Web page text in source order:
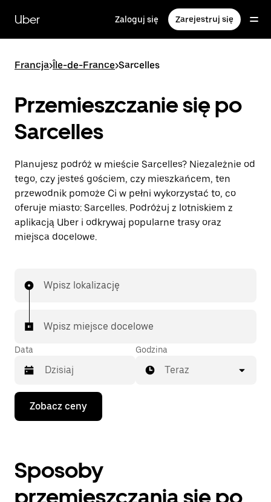
głównej
zawartości
Uber Zaloguj się Zarejestruj się
Francja>Île-de-France>Sarcelles
Przemieszczanie się po
Sarcelles
Planujesz podróż w mieście Sarcelles? Niezależnie od
tego, czy jesteś gościem, czy mieszkańcem, ten
przewodnik pomoże Ci w pełni wykorzystać to, co
oferuje miasto: Sarcelles. Podróżuj z lotniskiem z
aplikacją Uber i odkrywaj popularne trasy oraz
miejsca docelowe.
Wpisz lokalizację
Wpisz miejsce docelowe
Data
Naciśnij
klawisz
strzałki
do
kalendarza
datę.
Godzina
Teraz
Zobacz ceny
Sposoby